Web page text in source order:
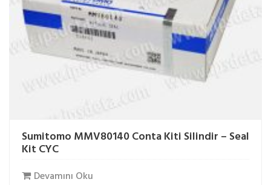
Sumitomo MMV80140 Conta Kiti Silindir – Seal
Kit CYC
Devamını Oku